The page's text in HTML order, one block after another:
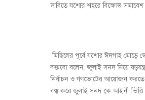
দাবিতে যশোর শহরে বিক্ষোভ
মিছিলের পূর্বে যশোর ঈদগাহ মোড়ে
বক্তব্যে বলেন, জুলাই সনদ নিয়ে
নির্বাচন ও গণভোটের আয়োজন করতে
বন্ধ করে জুলাই সনদ কে আইনী